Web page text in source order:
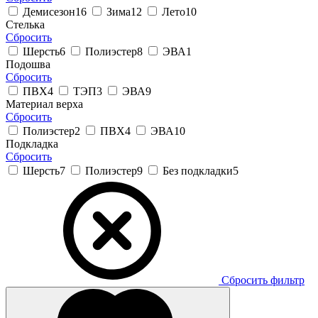
Демисезон16 Зима12 Лето10
Стелька
Сбросить
Шерсть6 Полиэстер8 ЭВА1
Подошва
Сбросить
ПВХ4 ТЭП3 ЭВА9
Материал верха
Сбросить
Полиэстер2 ПВХ4 ЭВА10
Подкладка
Сбросить
Шерсть7 Полиэстер9 Без подкладки5
Сбросить фильтр